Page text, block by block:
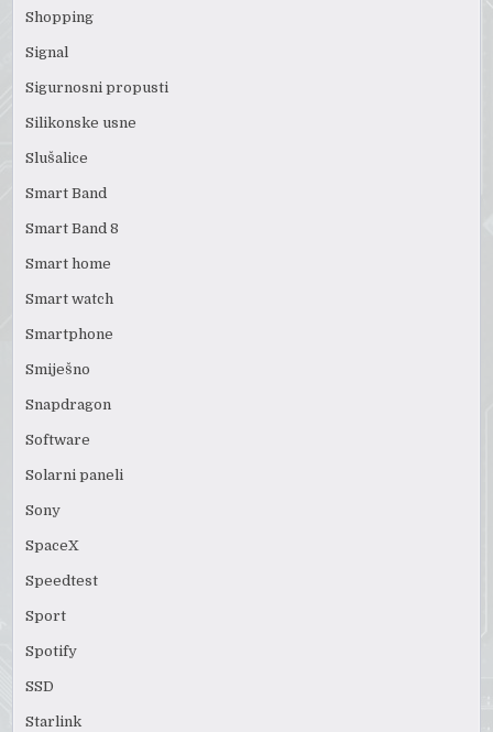
Shopping
Signal
Sigurnosni propusti
Silikonske usne
Slušalice
Smart Band
Smart Band 8
Smart home
Smart watch
Smartphone
Smiješno
Snapdragon
Software
Solarni paneli
Sony
SpaceX
Speedtest
Sport
Spotify
SSD
Starlink